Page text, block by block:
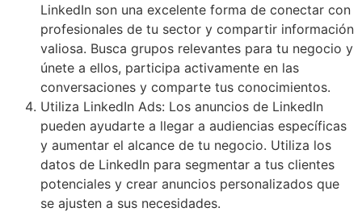
LinkedIn son una excelente forma de conectar con
profesionales de tu sector y compartir información
valiosa. Busca grupos relevantes para tu negocio y
únete a ellos, participa activamente en las
conversaciones y comparte tus conocimientos.
Utiliza LinkedIn Ads: Los anuncios de LinkedIn
pueden ayudarte a llegar a audiencias específicas
y aumentar el alcance de tu negocio. Utiliza los
datos de LinkedIn para segmentar a tus clientes
potenciales y crear anuncios personalizados que
se ajusten a sus necesidades.